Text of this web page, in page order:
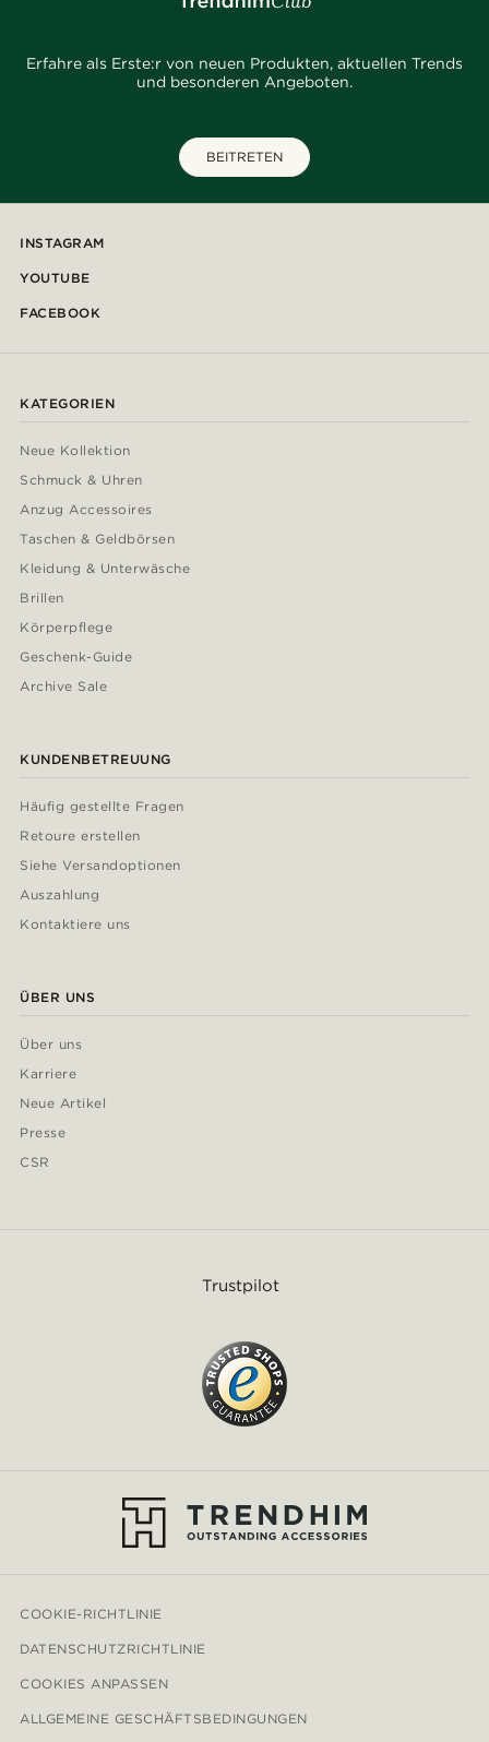
Erfahre als Erste:r von neuen Produkten, aktuellen Trends
und besonderen Angeboten.
BEITRETEN
INSTAGRAM
YOUTUBE
FACEBOOK
KATEGORIEN
Neue Kollektion
Schmuck & Uhren
Anzug Accessoires
Taschen & Geldbörsen
Kleidung & Unterwäsche
Brillen
Körperpflege
Geschenk-Guide
Archive Sale
KUNDENBETREUUNG
Häufig gestellte Fragen
Retoure erstellen
Siehe Versandoptionen
Auszahlung
Kontaktiere uns
ÜBER UNS
Über uns
Karriere
Neue Artikel
Presse
CSR
Trustpilot
COOKIE-RICHTLINIE
DATENSCHUTZRICHTLINIE
COOKIES ANPASSEN
ALLGEMEINE GESCHÄFTSBEDINGUNGEN